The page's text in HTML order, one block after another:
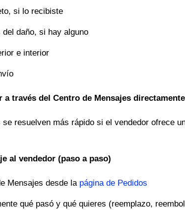
si lo recibiste
daño, si hay alguno
e interior
a través del Centro de Mensajes
resuelven más rápido si el vendedor ofrece
al vendedor (paso a paso)
Mensajes desde la página de Pedidos
qué pasó y qué quieres (reemplazo,